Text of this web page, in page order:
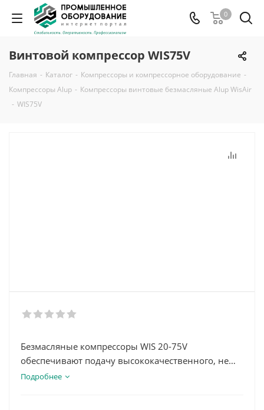
0
Винтовой компрессор WIS75V
Главная - Каталог - Компрессоры и компрессорное оборудование -
Компрессоры Alup - Компрессоры винтовые безмасляные Alup WisAir
- WIS75V
Безмасляные компрессоры WIS 20-75V
обеспечивают подачу высококачественного, не
содержащего масла сжатого воздуха для
Подробнее